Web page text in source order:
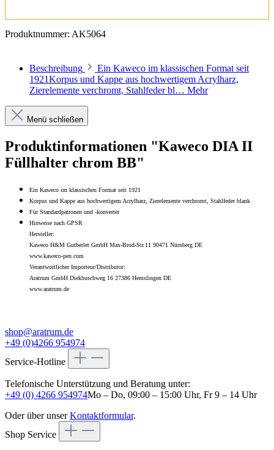
Produktnummer: AK5064
Beschreibung
Ein Kaweco im klassischen Format seit
1921Korpus und Kappe aus hochwertigem Acrylharz,
Zierelemente verchromt, Stahlfeder bl… Mehr
Menü schließen
Produktinformationen "Kaweco DIA II
Füllhalter chrom BB"
Ein Kaweco im klassischen Format seit 1921
Korpus und Kappe aus hochwertigem Acrylharz, Zierelemente verchromt, Stahlfeder blank
Für Standardpatronen und -konverter
Hinweise nach GPSR
Hersteller:
Kaweco H&M Gutberlet GmbH Max-Brod-Str.11 90471 Nürnberg DE
www.kaweco-pen.com
Verantwortlicher Importeur/Distributor:
Aratrum GmbH Diekbuschweg 16 27386 Hemslingen DE
www.aratrum.de
shop@aratrum.de
+49 (0)4266 954974
Service-Hotline
Telefonische Unterstützung und Beratung unter:
+49 (0) 4266 954974Mo – Do, 09:00 – 15:00 Uhr, Fr 9 – 14 Uhr
Oder über unserKontaktformular.
Shop Service